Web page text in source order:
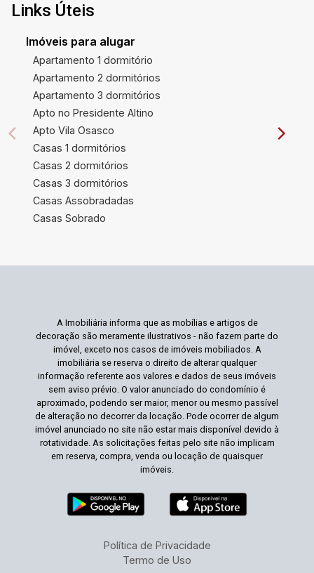
Links Úteis
Imóveis para alugar
Apartamento 1 dormitório
Apartamento 2 dormitórios
Apartamento 3 dormitórios
Apto no Presidente Altino
Apto Vila Osasco
Casas 1 dormitórios
Casas 2 dormitórios
Casas 3 dormitórios
Casas Assobradadas
Casas Sobrado
A Imobiliária informa que as mobílias e artigos de
decoração são meramente ilustrativos - não fazem parte do
imóvel, exceto nos casos de imóveis mobiliados. A
imobiliária se reserva o direito de alterar qualquer
informação referente aos valores e dados de seus imóveis
sem aviso prévio. O valor anunciado do condomínio é
aproximado, podendo ser maior, menor ou mesmo passível
de alteração no decorrer da locação. Pode ocorrer de algum
imóvel anunciado no site não estar mais disponível devido à
rotatividade. As solicitações feitas pelo site não implicam
em reserva, compra, venda ou locação de quaisquer
imóveis.
Política de Privacidade
Termo de Uso